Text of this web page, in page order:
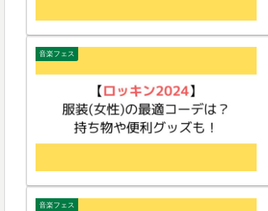
音楽フェス
音楽フェス